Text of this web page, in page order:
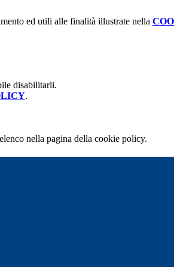
ed utili alle finalità illustrate nella
disabilitarli.
.
nella pagina della cookie policy.